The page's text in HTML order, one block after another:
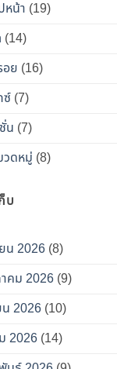
หน้า (19)
(14)
อย (16)
ซ์ (7)
น (7)
วดหมู่ (8)
บ
น 2026 (8)
คม 2026 (9)
น 2026 (10)
2026 (14)